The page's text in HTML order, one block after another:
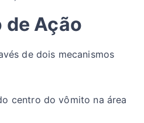
de Ação
de dois mecanismos
centro do vômito na área